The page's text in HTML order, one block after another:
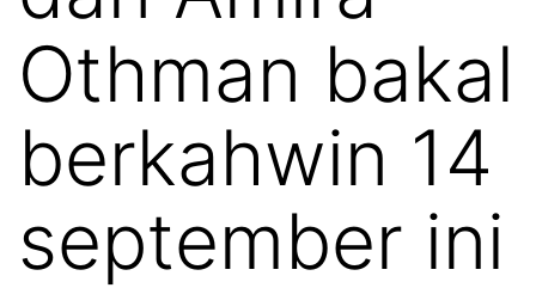
Othman bakal
berkahwin 14
september ini